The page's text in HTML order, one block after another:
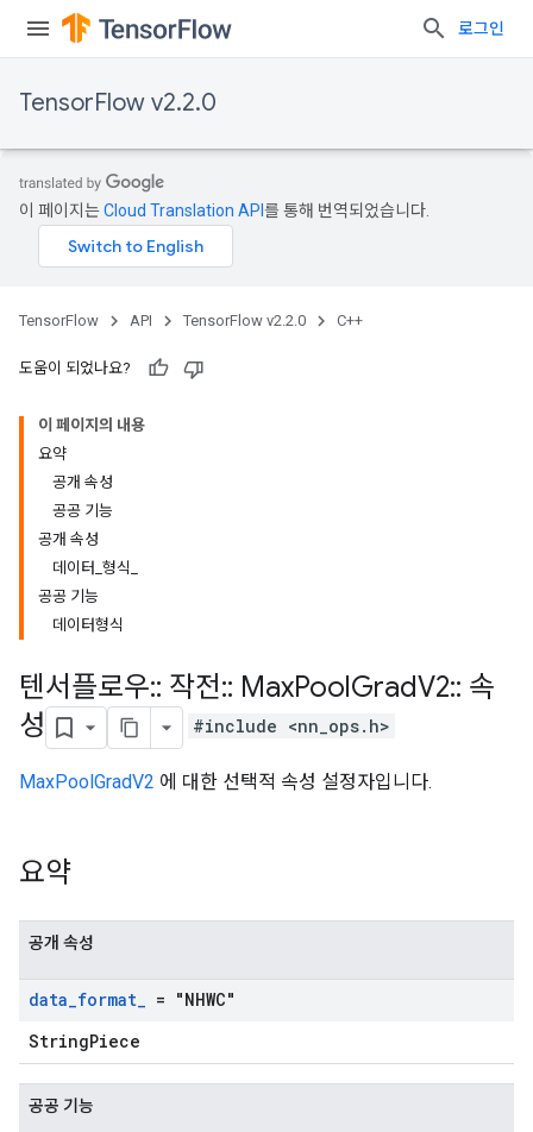
로그인
TensorFlow v2.2.0
이 페이지는Cloud Translation API 를 통해 번역되었습니다.
TensorFlow API TensorFlow v2.2.0 C++
도움이 되었나요?
이 페이지의 내용
요약
공개 속성
공공 기능
공개 속성
데이터_형식_
공공 기능
데이터형식
텐서플로우:: 작전:: MaxPoolGradV2:: 속
성
#include <nn_ops.h>
MaxPoolGradV2 에 대한 선택적 속성 설정자입니다.
요약
공개 속성
data_format_ = "NHWC"
StringPiece
공공 기능